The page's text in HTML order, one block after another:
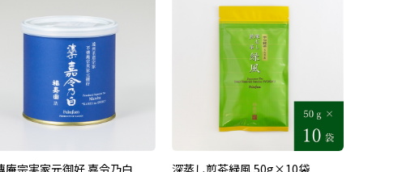
庵宗実家元御好 嘉令乃白
深蒸し煎茶緑風 50g×10袋